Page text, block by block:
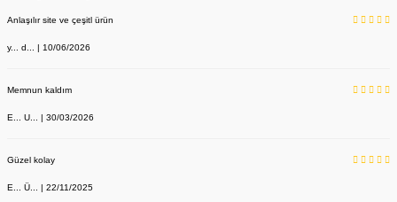
Anlaşılır site ve çeşitl ürün
y... d... | 10/06/2026
Memnun kaldım
E... U... | 30/03/2026
Güzel kolay
E... Ü... | 22/11/2025